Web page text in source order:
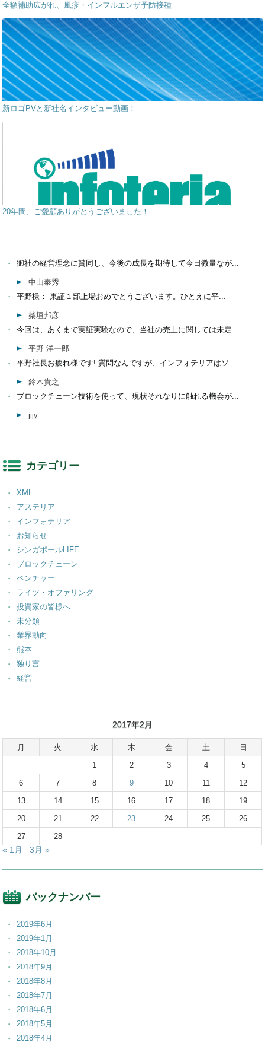
全額補助広がれ、風疹・インフルエンザ予防接種
新ロゴPVと新社名インタビュー動画！
20年間、ご愛顧ありがとうございました！
御社の経営理念に賛同し、今後の成長を期待して今日微量なが...
中山泰秀
平野様： 東証１部上場おめでとうございます。ひとえに平...
柴垣邦彦
今回は、あくまで実証実験なので、当社の売上に関しては未定...
平野 洋一郎
平野社長お疲れ様です! 質問なんですが、インフォテリアはソ...
鈴木貴之
ブロックチェーン技術を使って、現状それなりに触れる機会が...
jijy
カテゴリー
XML
アステリア
インフォテリア
お知らせ
シンガポールLIFE
ブロックチェーン
ベンチャー
ライツ・オファリング
投資家の皆様へ
未分類
業界動向
熊本
独り言
経営
2017年2月
月 火 水 木 金 土
日
1
2 3 4
5
6
7 8 9 10 11
12
13
14 15 16 17 18
19
20
21 22 23 24 25
26
27
28
« 1月 3月 »
バックナンバー
2019年6月
2019年1月
2018年10月
2018年9月
2018年8月
2018年7月
2018年6月
2018年5月
2018年4月